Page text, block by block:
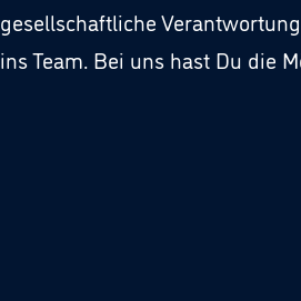
gesellschaftliche
ins Team. Bei uns hast Du die